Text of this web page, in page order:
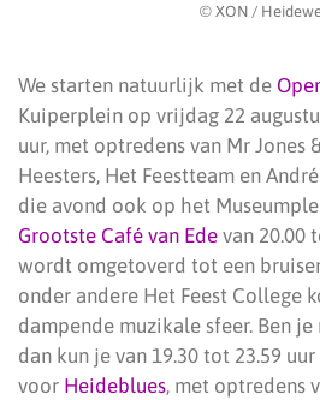
© XON /
We starten natuurlijk met de
Kuiperplein op vrijdag 22
uur, met optredens van Mr Jones
Heesters, Het Feestteam en
die avond ook op het
Grootste Café van Ede van 20.00
wordt omgetoverd tot een
onder andere Het Feest College
dampende muzikale sfeer. Ben
dan kun je van 19.30 tot 23.59
voor Heideblues, met optredens